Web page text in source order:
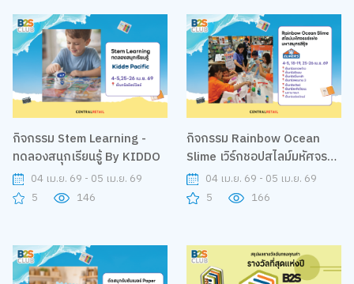
กิจกรรม Stem Learning -
ทดลองสนุกเรียนรู้ By KIDDO
04 เม.ย. 69 - 05 เม.ย. 69
5
146
กิจกรรม Rainbow Ocean
Slime เวิร์กชอปสไลม์มหัศจรรย์
แห่งมหาสมุทรสีรุ้ง By Elmer's
04 เม.ย. 69 - 05 เม.ย. 69
5
166